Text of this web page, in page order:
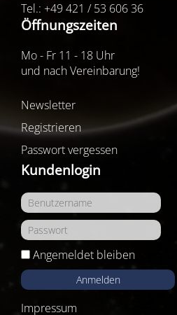
Tel.: +49 421 / 53 606 36
Öffnungszeiten
Mo - Fr 11 - 18 Uhr
und nach Vereinbarung!
Newsletter
Registrieren
Passwort vergessen
Kundenlogin
Angemeldet bleiben
Anmelden
Impressum